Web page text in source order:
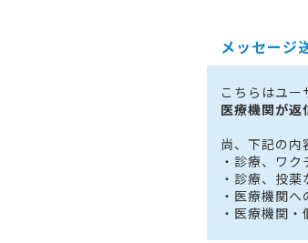
メッセージ
こちらはユー
医療機関が
尚、下記の内
・診療、ワ
・診療、投
・医療機関へ
・医療機関